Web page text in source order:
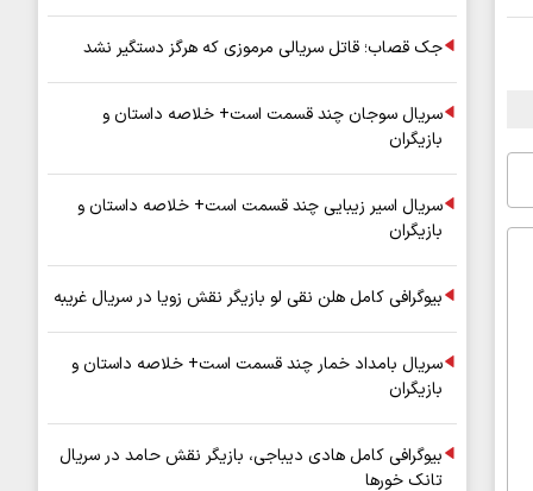
جک قصاب؛ قاتل سریالی مرموزی که هرگز دستگیر نشد
سریال سوجان چند قسمت است+ خلاصه داستان و
بازیگران
سریال اسیر زیبایی چند قسمت است+ خلاصه داستان و
بازیگران
بیوگرافی کامل هلن نقی لو بازیگر نقش زویا در سریال غریبه
سریال بامداد خمار چند قسمت است+ خلاصه داستان و
بازیگران
بیوگرافی کامل هادی دیباجی، بازیگر نقش حامد در سریال
تانک خورها